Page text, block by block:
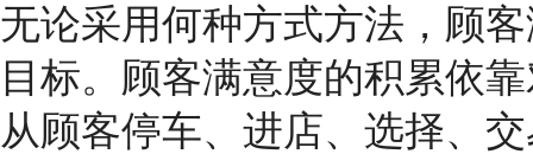
无论采用何种方式方法，顾
目标。顾客满意度的积累依
从顾客停车、进店、选择、